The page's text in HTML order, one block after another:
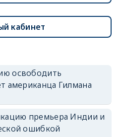
кабинет
освободить
американца Гилмана
премьера Индии и
ошибкой